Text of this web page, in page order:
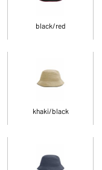
black/red
khaki/black